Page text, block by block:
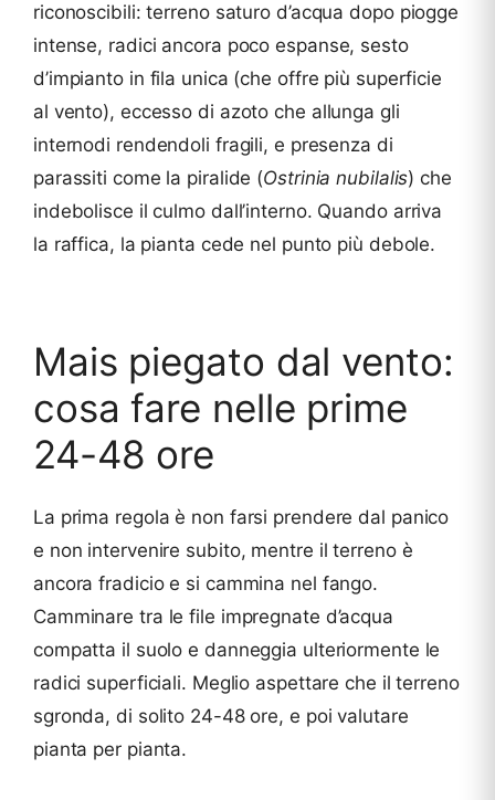
riconoscibili: terreno saturo d’acqua dopo piogge
intense, radici ancora poco espanse, sesto
d’impianto in fila unica (che offre più superficie
al vento), eccesso di azoto che allunga gli
internodi rendendoli fragili, e presenza di
parassiti come la piralide (Ostrinia nubilalis) che
indebolisce il culmo dall’interno. Quando arriva
la raffica, la pianta cede nel punto più debole.
Mais piegato dal vento:
cosa fare nelle prime
24-48 ore
La prima regola è non farsi prendere dal panico
e non intervenire subito, mentre il terreno è
ancora fradicio e si cammina nel fango.
Camminare tra le file impregnate d’acqua
compatta il suolo e danneggia ulteriormente le
radici superficiali. Meglio aspettare che il terreno
sgronda, di solito 24-48 ore, e poi valutare
pianta per pianta.